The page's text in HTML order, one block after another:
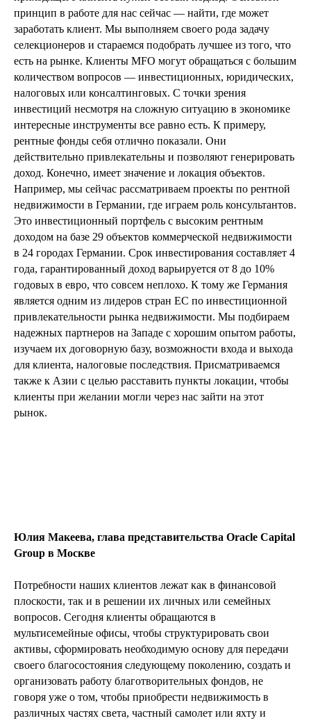
принцип в работе для нас сейчас — найти, где может
заработать клиент. Мы выполняем своего рода задачу
селекционеров и стараемся подобрать лучшее из того, что
есть на рынке. Клиенты MFO могут обращаться с большим
количеством вопросов — инвестиционных, юридических,
налоговых или консалтинговых. С точки зрения
инвестиций несмотря на сложную ситуацию в экономике
интересные инструменты все равно есть. К примеру,
рентные фонды себя отлично показали. Они
действительно привлекательны и позволяют генерировать
доход. Конечно, имеет значение и локация объектов.
Например, мы сейчас рассматриваем проекты по рентной
недвижимости в Германии, где играем роль консультантов.
Это инвестиционный портфель с высоким рентным
доходом на базе 29 объектов коммерческой недвижимости
в 24 городах Германии. Срок инвестирования составляет 4
года, гарантированный доход варьируется от 8 до 10%
годовых в евро, что совсем неплохо. К тому же Германия
является одним из лидеров стран ЕС по инвестиционной
привлекательности рынка недвижимости. Мы подбираем
надежных партнеров на Западе с хорошим опытом работы,
изучаем их договорную базу, возможности входа и выхода
для клиента, налоговые последствия. Присматриваемся
также к Азии с целью расставить пункты локации, чтобы
клиенты при желании могли через нас зайти на этот
рынок.
Юлия Макеева, глава представительства Oracle Capital
Group в Москве
Потребности наших клиентов лежат как в финансовой
плоскости, так и в решении их личных или семейных
вопросов. Сегодня клиенты обращаются в
мультисемейные офисы, чтобы структурировать свои
активы, сформировать необходимую основу для передачи
своего благосостояния следующему поколению, создать и
организовать работу благотворительных фондов, не
говоря уже о том, чтобы приобрести недвижимость в
различных частях света, частный самолет или яхту и